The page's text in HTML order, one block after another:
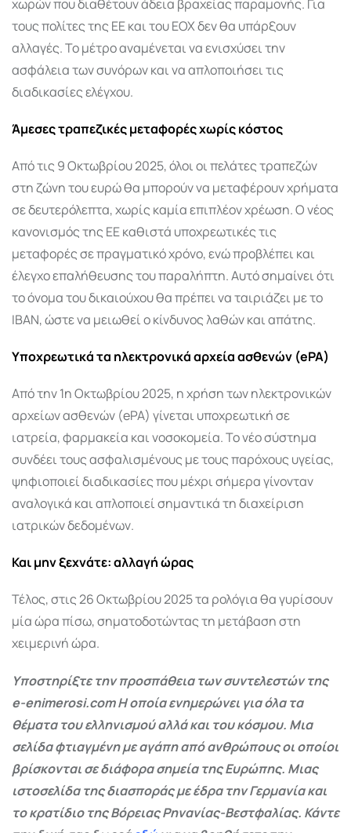
χωρών που διαθέτουν άδεια βραχείας παραμονής. Για
τους πολίτες της ΕΕ και του ΕΟΧ δεν θα υπάρξουν
αλλαγές. Το μέτρο αναμένεται να ενισχύσει την
ασφάλεια των συνόρων και να απλοποιήσει τις
διαδικασίες ελέγχου.
Άμεσες τραπεζικές μεταφορές χωρίς κόστος
Από τις 9 Οκτωβρίου 2025, όλοι οι πελάτες τραπεζών
στη ζώνη του ευρώ θα μπορούν να μεταφέρουν χρήματα
σε δευτερόλεπτα, χωρίς καμία επιπλέον χρέωση. Ο νέος
κανονισμός της ΕΕ καθιστά υποχρεωτικές τις
μεταφορές σε πραγματικό χρόνο, ενώ προβλέπει και
έλεγχο επαλήθευσης του παραλήπτη. Αυτό σημαίνει ότι
το όνομα του δικαιούχου θα πρέπει να ταιριάζει με το
IBAN, ώστε να μειωθεί ο κίνδυνος λαθών και απάτης.
Υποχρεωτικά τα ηλεκτρονικά αρχεία ασθενών (ePA)
Από την 1η Οκτωβρίου 2025, η χρήση των ηλεκτρονικών
αρχείων ασθενών (ePA) γίνεται υποχρεωτική σε
ιατρεία, φαρμακεία και νοσοκομεία. Το νέο σύστημα
συνδέει τους ασφαλισμένους με τους παρόχους υγείας,
ψηφιοποιεί διαδικασίες που μέχρι σήμερα γίνονταν
αναλογικά και απλοποιεί σημαντικά τη διαχείριση
ιατρικών δεδομένων.
Και μην ξεχνάτε: αλλαγή ώρας
Τέλος, στις 26 Οκτωβρίου 2025 τα ρολόγια θα γυρίσουν
μία ώρα πίσω, σηματοδοτώντας τη μετάβαση στη
χειμερινή ώρα.
Υποστηρίξτε την προσπάθεια των συντελεστών της
e-enimerosi.com Η οποία ενημερώνει για όλα τα
θέματα του ελληνισμού αλλά και του κόσμου. Μια
σελίδα φτιαγμένη με αγάπη από ανθρώπους οι οποίοι
βρίσκονται σε διάφορα σημεία της Ευρώπης. Μιας
ιστοσελίδα της διασποράς με έδρα την Γερμανία και
το κρατίδιο της Βόρειας Ρηνανίας-Βεστφαλίας. Κάντε